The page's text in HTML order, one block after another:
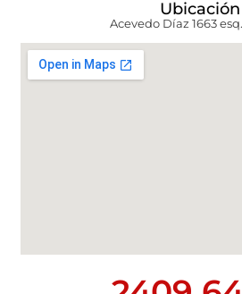
Ubicación
Acevedo Díaz 1663